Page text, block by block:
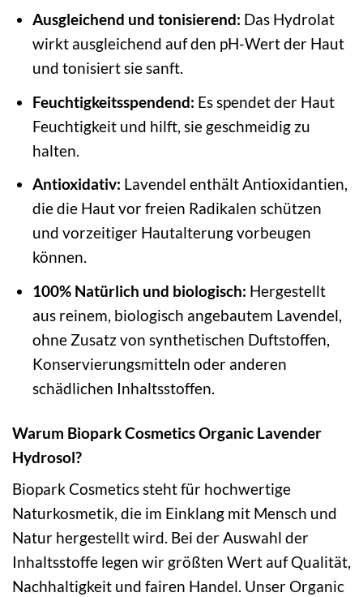
Ausgleichend und tonisierend: Das Hydrolat
wirkt ausgleichend auf den pH-Wert der Haut
und tonisiert sie sanft.
Feuchtigkeitsspendend: Es spendet der Haut
Feuchtigkeit und hilft, sie geschmeidig zu
halten.
Antioxidativ: Lavendel enthält Antioxidantien,
die die Haut vor freien Radikalen schützen
und vorzeitiger Hautalterung vorbeugen
können.
100% Natürlich und biologisch: Hergestellt
aus reinem, biologisch angebautem Lavendel,
ohne Zusatz von synthetischen Duftstoffen,
Konservierungsmitteln oder anderen
schädlichen Inhaltsstoffen.
Warum Biopark Cosmetics Organic Lavender
Hydrosol?
Biopark Cosmetics steht für hochwertige
Naturkosmetik, die im Einklang mit Mensch und
Natur hergestellt wird. Bei der Auswahl der
Inhaltsstoffe legen wir größten Wert auf Qualität,
Nachhaltigkeit und fairen Handel. Unser Organic